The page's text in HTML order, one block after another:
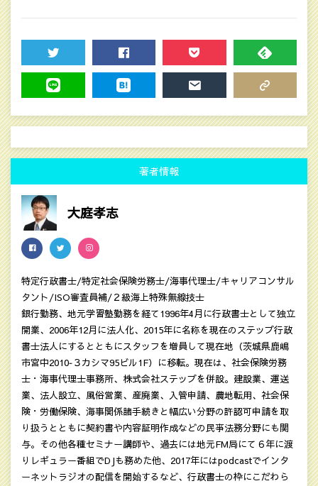
TWEET SHARE POCKET FEEDLY
著者情報
大庭孝志
特定行政書士/特定社会保険労務士/海事代理士/キャリアコンサル
タント/ISO審査員補/２級海上特殊無線技士
銀行勤務、地元学習塾勤務を経て1996年4月に行政書士として独立
開業、2006年12月に法人化、2015年に名称を現在のステップ行政
書士法人にするとともにスタッフを増員して現在地（茨城県鹿嶋
市宮中2010‐３カシマ95ビル1F）に移転。現在は、社会保険労務
士・海事代理士事務所、株式会社ステップを併設。建設業、運送
業、法人設立、風俗営業、産廃業、入管申請、農地転用、社会保
険・労働保険、海事関係諸手続きと幅広い分野の許認可申請を取
り扱うとともに契約書や内容証明作成などの民亊法務分野にも関
与。その他各種セミナー講師や、過去には地元FM局にて６年に渡
りレギュラー番組でDJも務めた他、2017年にはpodcastでインタ
ーネットラジオの配信を開始するなど、行政書士の枠にこだわら